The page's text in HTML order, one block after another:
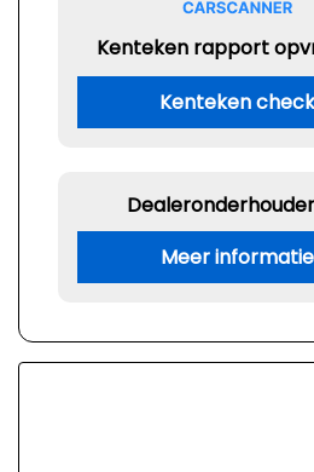
Kenteken rapport
Kenteken check
Meer informatie